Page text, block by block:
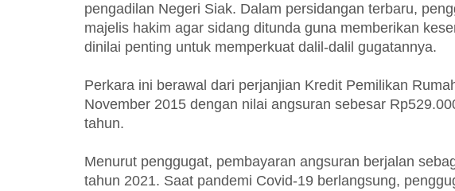
pengadilan Negeri Siak. Dalam persidangan terbaru,
majelis hakim agar sidang ditunda guna memberikan
dinilai penting untuk memperkuat dalil-dalil gugatannya.
Perkara ini berawal dari perjanjian Kredit Pemilikan
November 2015 dengan nilai angsuran sebesar
tahun.
Menurut penggugat, pembayaran angsuran berjalan
tahun 2021. Saat pandemi Covid-19 berlangsung,